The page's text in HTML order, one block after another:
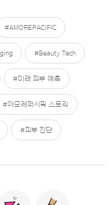
#AMOREPACIFIC
#Beauty Tech
#미래 피부 예측
#아모레퍼시픽 스토리
#피부 진단